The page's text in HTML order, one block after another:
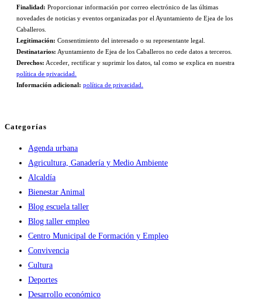
Finalidad: Proporcionar información por correo electrónico de las últimas
novedades de noticias y eventos organizadas por el Ayuntamiento de Ejea de los
Caballeros.
Legitimación: Consentimiento del interesado o su representante legal.
Destinatarios: Ayuntamiento de Ejea de los Caballeros no cede datos a terceros.
Derechos: Acceder, rectificar y suprimir los datos, tal como se explica en nuestra
política de privacidad.
Información adicional: política de privacidad.
Categorías
Agenda urbana
Agricultura, Ganadería y Medio Ambiente
Alcaldía
Bienestar Animal
Blog escuela taller
Blog taller empleo
Centro Municipal de Formación y Empleo
Convivencia
Cultura
Deportes
Desarrollo económico